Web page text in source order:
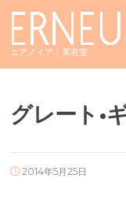
content
エアノイア｜美容室
グレート•
2014年5月25日